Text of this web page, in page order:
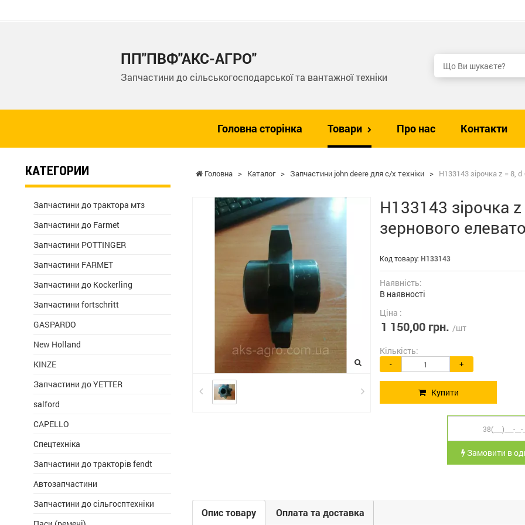
ПП"ПВФ"АКС-АГРО"
Запчастини до сільськогосподарської та вантажної техніки
Головна сторінка Товари Про нас Контакти
Головна > Каталог > Запчастини john deere для с/х техніки > H133143 зірочка z = 8,
H133143 зірочка
зернового
Код товару: H133143
Наявність:
В наявності
Ціна :
1 150,00 грн. /шт
Кількість:
- +
Купити
Замовити в
Опис товару Оплата та доставка
КАТЕГОРИИ
Запчастини до трактора мтз
Запчастини до Farmet
Запчастини POTTINGER
Запчастини FARMET
Запчастини до Kockerling
Запчастини fortschritt
GASPARDO
New Holland
KINZE
Запчастини до YETTER
salford
CAPELLO
Спецтехніка
Запчастини до тракторів fendt
Автозапчастини
Запчастини до сільгосптехніки